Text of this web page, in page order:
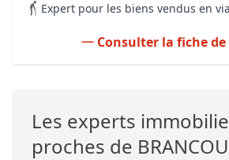
Expert pour les biens vendus en
Consulter la fiche
Les experts
proches de